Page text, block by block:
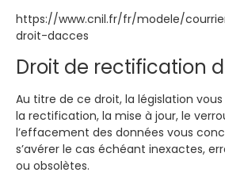
https://www.cnil.fr/fr/modele/
droit-dacces
Droit de rectification
Au titre de ce droit, la législation
la rectification, la mise à jour, le
l’effacement des données vous
s’avérer le cas échéant inexactes,
ou obsolètes.